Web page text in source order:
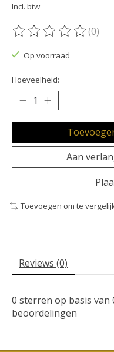
Incl. btw
De beoordeling van dit
(0)
Op voorraad
Hoeveelheid:
Aan
Toevoegen om te
Reviews (0)
0 sterren op basis van
beoordelingen